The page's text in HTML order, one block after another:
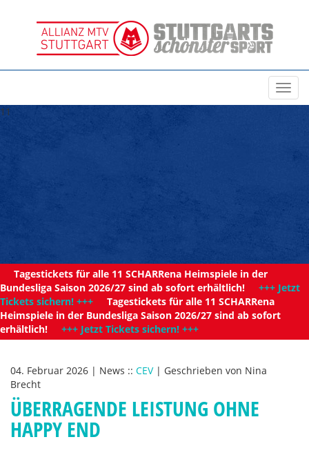
11
Tagestickets für alle 11 SCHARRena Heimspiele in der
Bundesliga Saison 2026/27 sind ab sofort erhältlich! +++ Jetzt
Tickets sichern! +++ Tagestickets für alle 11 SCHARRena
Heimspiele in der Bundesliga Saison 2026/27 sind ab sofort
erhältlich! +++ Jetzt Tickets sichern! +++
04. Februar 2026 | News :: CEV | Geschrieben von Nina
Brecht
ÜBERRAGENDE LEISTUNG OHNE
HAPPY END